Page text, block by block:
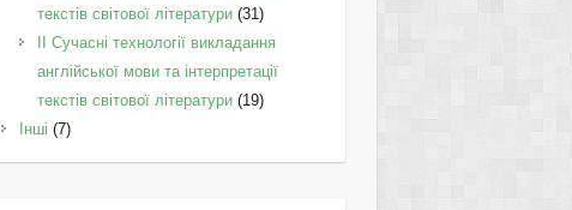
текстів світової літератури(31)
II Cучасні технології викладання
англійської мови та інтерпретації
текстів світової літератури(19)
Інші (7)